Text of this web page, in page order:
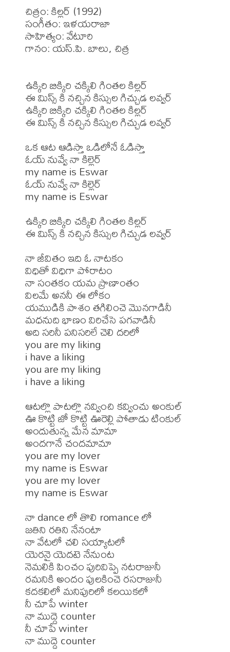
చిత్రం: కిల్లర్ (1992)
సంగీతం: ఇళయరాజా
సాహిత్యం: వేటూరి
గానం: యస్.పి. బాలు, చిత్ర
ఉక్కిరి బిక్కిరి చక్కిలి గింతల కిల్లర్
ఈ మిస్స్ కి నచ్చిన కిస్సుల గిచ్చుడ లవ్వర్
ఉక్కిరి బిక్కిరి చక్కిలి గింతల కిల్లర్
ఈ మిస్స్ కి నచ్చిన కిస్సుల గిచ్చుడ లవ్వర్
ఒక ఆట ఆడిస్తా ఒడిలోనే ఓడిస్తా
ఓయ్ నువ్వే నా కిల్లెర్
my name is Eswar
ఓయ్ నువ్వే నా కిల్లెర్
my name is Eswar
ఉక్కిరి బిక్కిరి చక్కిలి గింతల కిల్లర్
ఈ మిస్స్ కి నచ్చిన కిస్సుల గిచ్చుడ లవ్వర్
నా జీవితం ఇది ఓ నాటకం
విధితో విధిగా పోరాటం
నా సంతకం యమ ప్రాణాంతం
విలమే అననీ ఈ లోకం
యముడికి పాశం తగిలించె మొనగాడినీ
మధనుది భాణం విరిచేసె పగవాడినీ
అది సరినీ పనిసరిలే చెలి దరిలో
you are my liking
i have a liking
you are my liking
i have a liking
ఆటల్లొ పాటల్లొ నవ్వించి కవ్వించు అంకుల్
ఊ కొట్టి జో కొట్టి ఊరెల్లి పోతాడు టింకుల్
అందుతున్న మేన మామా
అందగానే చందమామా
you are my lover
my name is Eswar
you are my lover
my name is Eswar
నా dance లో తొలి romance లో
జతిని రతిని నేనంటా
నా వేటలో చలి సయ్యాటలో
యెరనై యెదటె నేనుంట
నెమలికి పించం పురివిప్పె నటరాజునీ
రమనికి అందం పులకించె రసరాజునీ
కదకలిలో మనిపురిలో కలయికలో
నీ చూపే winter
నా ముద్దె counter
నీ చూపే winter
నా ముద్దె counter